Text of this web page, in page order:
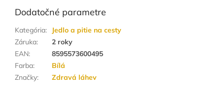
Dodatočné parametre
Kategória:
Jedlo a pitie na cesty
Záruka:
2 roky
EAN:
8595573600495
Farba:
Bílá
Značky: Zdravá láhev